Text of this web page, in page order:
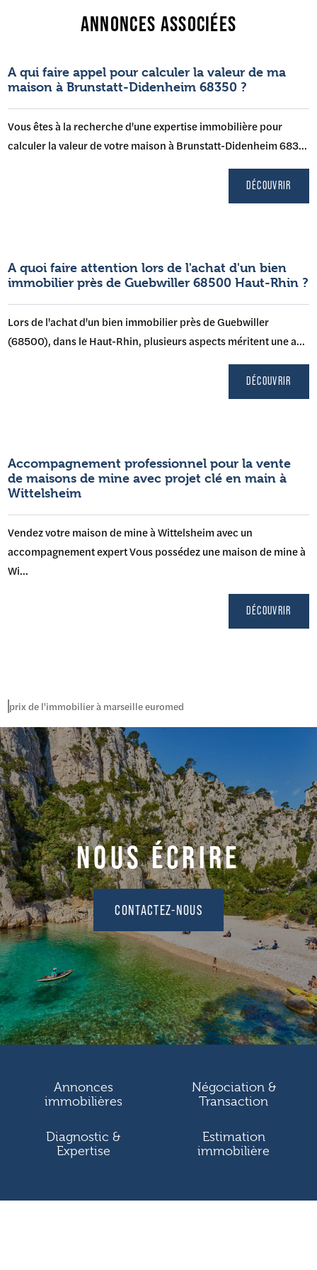
ANNONCES ASSOCIÉES
A qui faire appel pour calculer la valeur de ma
maison à Brunstatt-Didenheim 68350 ?
Vous êtes à la recherche d'une expertise immobilière pour
calculer la valeur de votre maison à Brunstatt-Didenheim 683...
DÉCOUVRIR
A quoi faire attention lors de l'achat d'un bien
immobilier près de Guebwiller 68500 Haut-Rhin ?
Lors de l'achat d'un bien immobilier près de Guebwiller
(68500), dans le Haut-Rhin, plusieurs aspects méritent une a...
DÉCOUVRIR
Accompagnement professionnel pour la vente
de maisons de mine avec projet clé en main à
Wittelsheim
Vendez votre maison de mine à Wittelsheim avec un
accompagnement expert Vous possédez une maison de mine à
Wi...
DÉCOUVRIR
prix de l'immobilier à marseille euromed
NOUS ÉCRIRE
CONTACTEZ-NOUS
Annonces
immobilières
Négociation &
Transaction
Diagnostic &
Expertise
Estimation
immobilière